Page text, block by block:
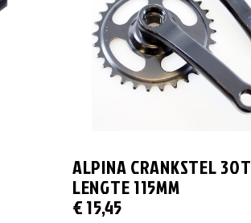
ALPINA CRANKSTEL 30T
LENGTE 115MM
€15,45